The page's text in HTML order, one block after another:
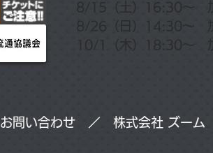
8/15（土）16:30～
​8/26（日）14:30～
10/1（木）18:30～
お問い合わせ ／ 株式会社 ズ